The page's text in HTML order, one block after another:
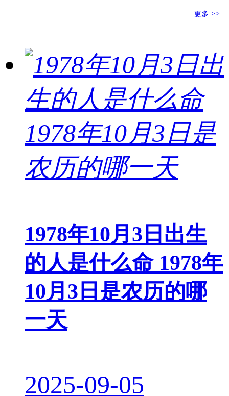
更多 >>
1978年10月3日出生
的人是什么命 1978年
10月3日是农历的哪
一天
2025-09-05